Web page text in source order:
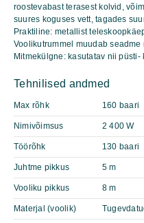
roostevabast terasest kolvid,
suures koguses vett, tagades
Praktiline: metallist
Voolikutrummel muudab
Mitmekülgne: kasutatav nii
Tehnilised andmed
Max rõhk 160 baari
Nimivõimsus 2 400 W
Töörõhk 130 baari
Juhtme pikkus 5 m
Vooliku pikkus 8 m
Materjal (voolik)